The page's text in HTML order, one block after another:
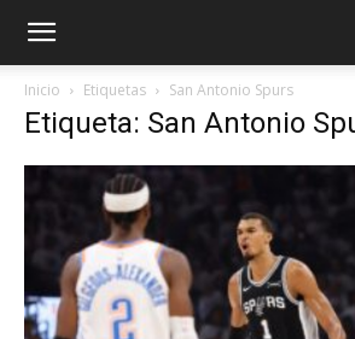
Inicio Etiquetas San Antonio Spurs
Etiqueta: San Antonio